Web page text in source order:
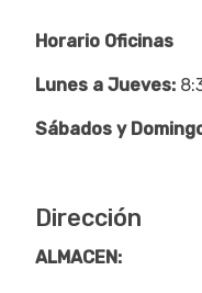
Horario Oficinas
Lunes a Jueves:
Sábados y
Dirección
ALMACEN: